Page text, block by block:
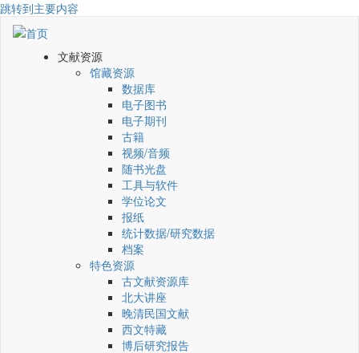
跳转到主要内容
文献资源
馆藏资源
数据库
电子图书
电子期刊
古籍
视频/音频
随书光盘
工具与软件
学位论文
报纸
统计数据/研究数据
档案
特色资源
古文献资源库
北大讲座
晚清民国文献
西文特藏
博后研究报告